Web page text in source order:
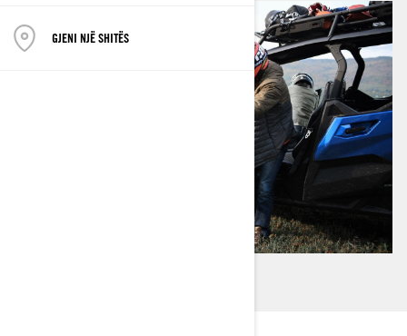
GJENI NJË SHITËS